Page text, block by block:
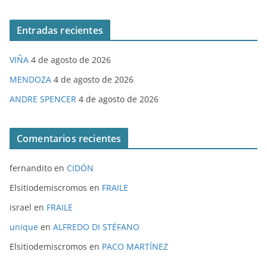
Entradas recientes
VIÑA 4 de agosto de 2026
MENDOZA 4 de agosto de 2026
ANDRE SPENCER 4 de agosto de 2026
Comentarios recientes
fernandito en CIDÓN
Elsitiodemiscromos en FRAILE
israel en FRAILE
unique en ALFREDO DI STÉFANO
Elsitiodemiscromos en PACO MARTÍNEZ